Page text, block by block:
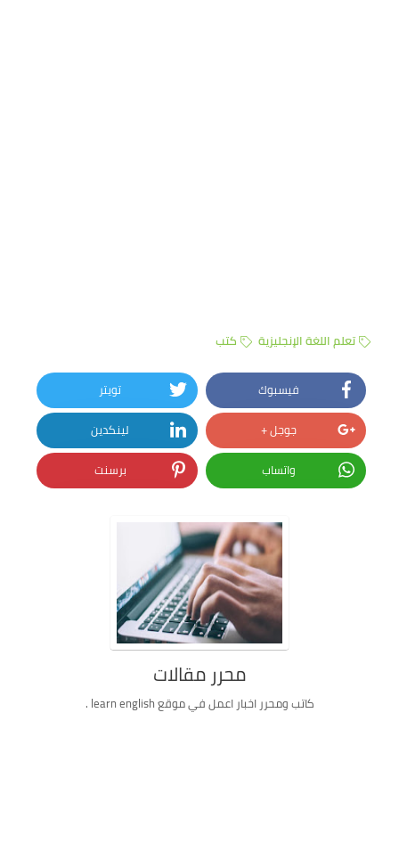
تعلم اللغة الإنجليزية كتب
فيسبوك
تويتر
جوجل +
لينكدين
واتساب
برسنت
محرر مقالات
كاتب ومحرر اخبار اعمل في موقع learn english .